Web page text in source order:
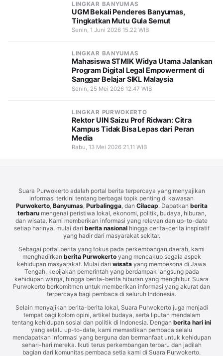
LINGKAR BANYUMAS
UGM Bekali Penderes Banyumas,
Tingkatkan Mutu Gula Semut
Senin, 1 Juni 2026 15.22 WIB
LINGKAR BANYUMAS
Mahasiswa STMIK Widya Utama Jalankan
Program Digital Legal Empowerment di
Sanggar Belajar SIKL Malaysia
Senin, 25 Mei 2026 12.47 WIB
LINGKAR PURWOKERTO
Rektor UIN Saizu Prof Ridwan: Citra
Kampus Tidak Bisa Lepas dari Peran
Media
Rabu, 13 Mei 2026 21.11 WIB
Suara Purwokerto adalah portal berita terpercaya yang menyajikan
informasi terkini tentang berbagai topik penting di kawasan
Purwokerto, Banyumas, Purbalingga, dan Cilacap. Dapatkan berita
terbarumengenai peristiwa lokal, ekonomi, politik, budaya, hiburan,
dan wisata. Kami memberikan informasi yang relevan dan up-to-date
setiap harinya, mulai dari berita nasionalhingga cerita-cerita inspiratif
yang hadir dari masyarakat sekitar.
Sebagai portal berita yang fokus pada perkembangan daerah, kami
menghadirkan berita Purwokertoyang mencakup segala aspek
kehidupan masyarakat. Mulai dari wisata yang mempesona di Jawa
Tengah, kebijakan pemerintah yang berdampak langsung pada
kehidupan warga, hingga berita-berita hiburan yang menghibur. Suara
Purwokerto berkomitmen untuk memberikan informasi yang akurat dan
terpercaya bagi pembaca di seluruh Indonesia.
Selain menyajikan berita-berita lokal, Suara Purwokerto juga menjadi
tempat bagi kolom opini, artikel budaya, serta liputan mendalam
tentang kehidupan sosial dan politik di Indonesia. Dengan berita hari ini
yang selalu up-to-date, kami memastikan pembaca selalu
mendapatkan informasi yang berguna dan bermanfaat untuk kehidupan
sehari-hari mereka. Ikuti terus perkembangan terbaru dan jadilah
bagian dari komunitas pembaca setia kami di Suara Purwokerto.